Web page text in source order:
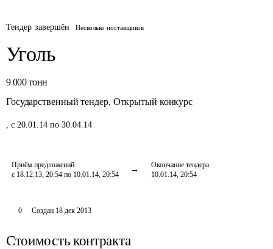
Тендер завершён Несколько поставщиков
Уголь
9 000 тонн
Государственный тендер, Открытый конкурс
, с 20.01.14 по 30.04.14
Приём предложений
с 18.12.13, 20:54 по 10.01.14, 20:54
Окончание тендера
10.01.14, 20:54
0 Создан 18 дек 2013
Стоимость контракта